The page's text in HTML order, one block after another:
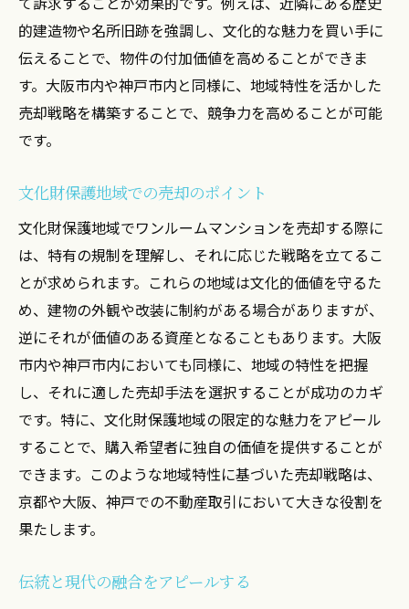
的建造物や名所旧跡を強調し、文化的な魅力を買い手に
伝えることで、物件の付加価値を高めることができま
す。大阪市内や神戸市内と同様に、地域特性を活かした
売却戦略を構築することで、競争力を高めることが可能
です。
文化財保護地域での売却のポイント
文化財保護地域でワンルームマンションを売却する際に
は、特有の規制を理解し、それに応じた戦略を立てるこ
とが求められます。これらの地域は文化的価値を守るた
め、建物の外観や改装に制約がある場合がありますが、
逆にそれが価値のある資産となることもあります。大阪
市内や神戸市内においても同様に、地域の特性を把握
し、それに適した売却手法を選択することが成功のカギ
です。特に、文化財保護地域の限定的な魅力をアピール
することで、購入希望者に独自の価値を提供することが
できます。このような地域特性に基づいた売却戦略は、
京都や大阪、神戸での不動産取引において大きな役割を
果たします。
伝統と現代の融合をアピールする